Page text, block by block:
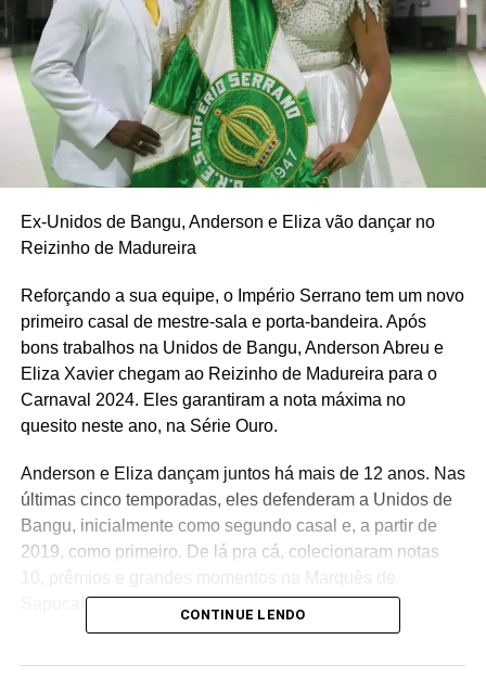
Ex-Unidos de Bangu, Anderson e Eliza vão dançar no
Reizinho de Madureira
Reforçando a sua equipe, o Império Serrano tem um novo
primeiro casal de mestre-sala e porta-bandeira. Após
bons trabalhos na Unidos de Bangu, Anderson Abreu e
Eliza Xavier chegam ao Reizinho de Madureira para o
Carnaval 2024. Eles garantiram a nota máxima no
quesito neste ano, na Série Ouro.
Anderson e Eliza dançam juntos há mais de 12 anos. Nas
últimas cinco temporadas, eles defenderam a Unidos de
Bangu, inicialmente como segundo casal e, a partir de
2019, como primeiro. De lá pra cá, colecionaram notas
Sapucaí.
CONTINUE LENDO